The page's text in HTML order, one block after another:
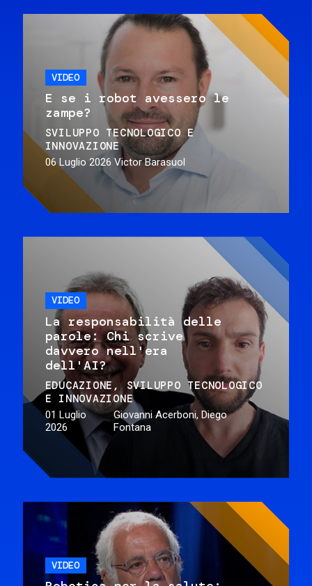
VIDEO
E se i robot avessero le
zampe?
SVILUPPO TECNOLOGICO E
INNOVAZIONE
06 Luglio 2026 Victor Barasuol
VIDEO
La responsabilità delle
parole: Chi scrive
davvero nell'era
dell'AI?
EDUCAZIONE
SVILUPPO TECNOLOGICO
E INNOVAZIONE
01 Luglio
2026
Giovanni Acerboni, Diego
Fontana
VIDEO